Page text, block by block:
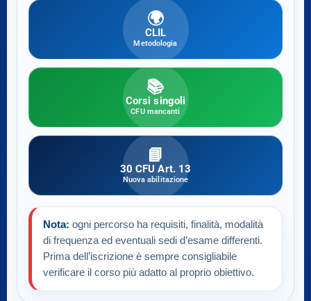
🌍
CLIL
Metodologia
📚
Corsi singoli
CFU mancanti
📘
30 CFU Art. 13
Nuova abilitazione
Nota: ogni percorso ha requisiti, finalità, modalità
di frequenza ed eventuali sedi d’esame differenti.
Prima dell’iscrizione è sempre consigliabile
verificare il corso più adatto al proprio obiettivo.